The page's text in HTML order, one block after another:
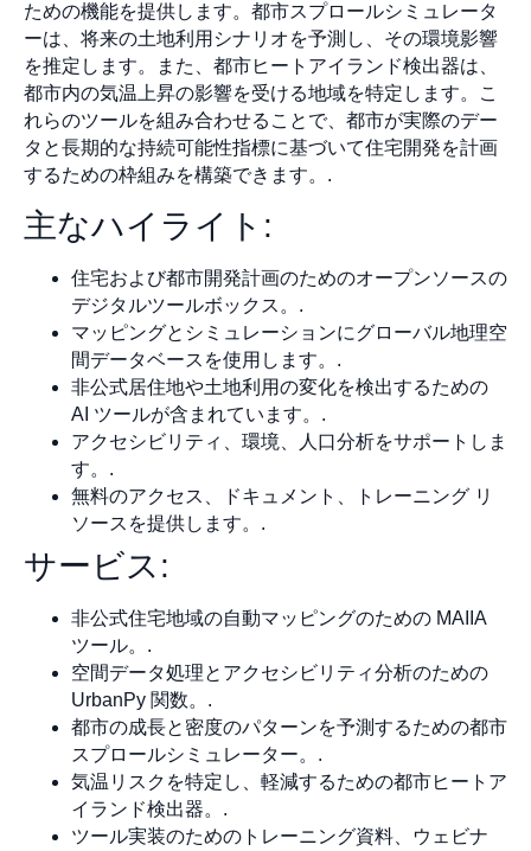
ための機能を提供します。都市スプロールシミュレータ
ーは、将来の土地利用シナリオを予測し、その環境影響
を推定します。また、都市ヒートアイランド検出器は、
都市内の気温上昇の影響を受ける地域を特定します。こ
れらのツールを組み合わせることで、都市が実際のデー
タと長期的な持続可能性指標に基づいて住宅開発を計画
するための枠組みを構築できます。.
主なハイライト:
住宅および都市開発計画のためのオープンソースの
デジタルツールボックス。.
マッピングとシミュレーションにグローバル地理空
間データベースを使用します。.
非公式居住地や土地利用の変化を検出するための
AI ツールが含まれています。.
アクセシビリティ、環境、人口分析をサポートしま
す。.
無料のアクセス、ドキュメント、トレーニング リ
ソースを提供します。.
サービス:
非公式住宅地域の自動マッピングのための MAIIA
ツール。.
空間データ処理とアクセシビリティ分析のための
UrbanPy 関数。.
都市の成長と密度のパターンを予測するための都市
スプロールシミュレーター。.
気温リスクを特定し、軽減するための都市ヒートア
イランド検出器。.
ツール実装のためのトレーニング資料、ウェビナ